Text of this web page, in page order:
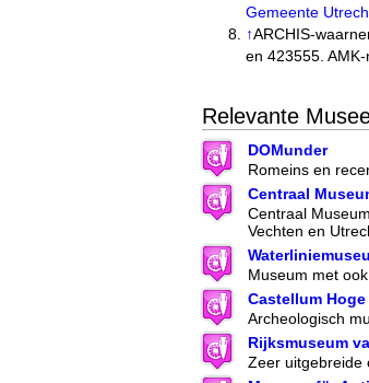
Gemeente
↑ARCHIS-
en 423555.
Relevante
DOMunder
Romeins en
Centraal
Centraal
Vechten en
Museum met
Castellum Hoge
Archeologisch
Rijksmuseum
Zeer uitgebreide